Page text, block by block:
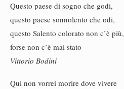
Questo paese di sogno che godi,
questo paese sonnolento che odi,
questo Salento colorato non c’è più,
forse non c’è mai stato
Vittorio Bodini
Qui non vorrei morire dove vivere